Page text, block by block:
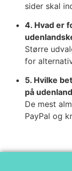
sider skal
4. Hvad er
Større
for
5. Hvilke
på
De mest
PayPal og